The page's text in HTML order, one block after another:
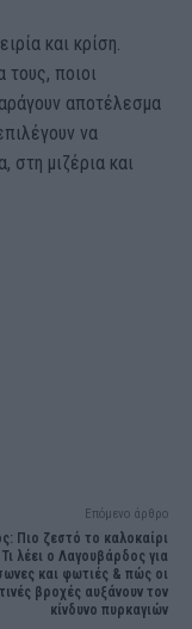
και κρίση.
τους, ποιοι
αποτέλεσμα
να
στη μιζέρια και
Επόμενο άρθρο
Πιο ζεστό το καλοκαίρι
λέει ο Λαγουβάρδος για
και φωτιές & πώς οι
βροχές αυξάνουν τον
κίνδυνο πυρκαγιών